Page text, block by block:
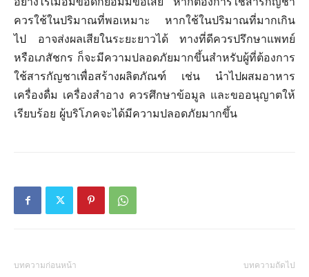
ควรใช้ในปริมาณที่พอเหมาะ หากใช้ในปริมาณที่มากเกิน
ไป อาจส่งผลเสียในระยะยาวได้ ทางที่ดีควรปรึกษาแพทย์
หรือเภสัชกร ก็จะมีความปลอดภัยมากขึ้นสำหรับผู้ที่ต้องการ
ใช้สารกัญชาเพื่อสร้างผลิตภัณฑ์ เช่น นำไปผสมอาหาร
เครื่องดื่ม เครื่องสำอาง ควรศึกษาข้อมูล และขออนุญาตให้
เรียบร้อย ผู้บริโภคจะได้มีความปลอดภัยมากขึ้น
บทความก่อนหน้า บทความถัดไป